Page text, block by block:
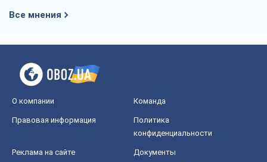
Все мнения
О компании Команда
Правовая информация
Политика
конфиденциальности
Реклама на сайте Документы